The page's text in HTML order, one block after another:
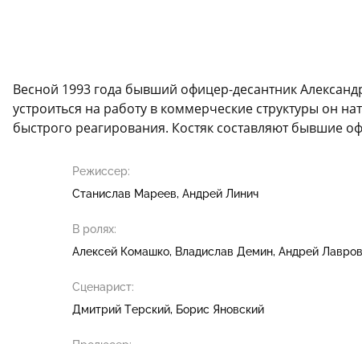
Весной 1993 года бывший офицер-десантник
устроиться на работу в коммерческие структуры он
быстрого реагирования. Костяк составляют бывшие
Режиссер:
Станислав Мареев Андрей Линич
В ролях:
Алексей Комашко Владислав Демин Андрей Лавров
Сценарист:
Дмитрий Терский Борис Яновский